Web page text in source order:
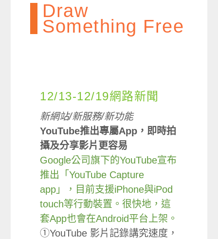
Draw
Something Free
12/13-12/19網路新聞
新網站/新服務/新功能
YouTube推出專屬App，即時拍
攝及分享影片更容易
Google公司旗下的YouTube宣布
推出「YouTube Capture
app」，目前支援iPhone與iPod
touch等行動裝置。很快地，這
套App也會在Android平台上架。
①YouTube 影片記錄講究速度，